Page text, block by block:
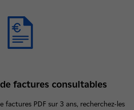
factures consultables
factures PDF sur 3 ans, recherchez-les